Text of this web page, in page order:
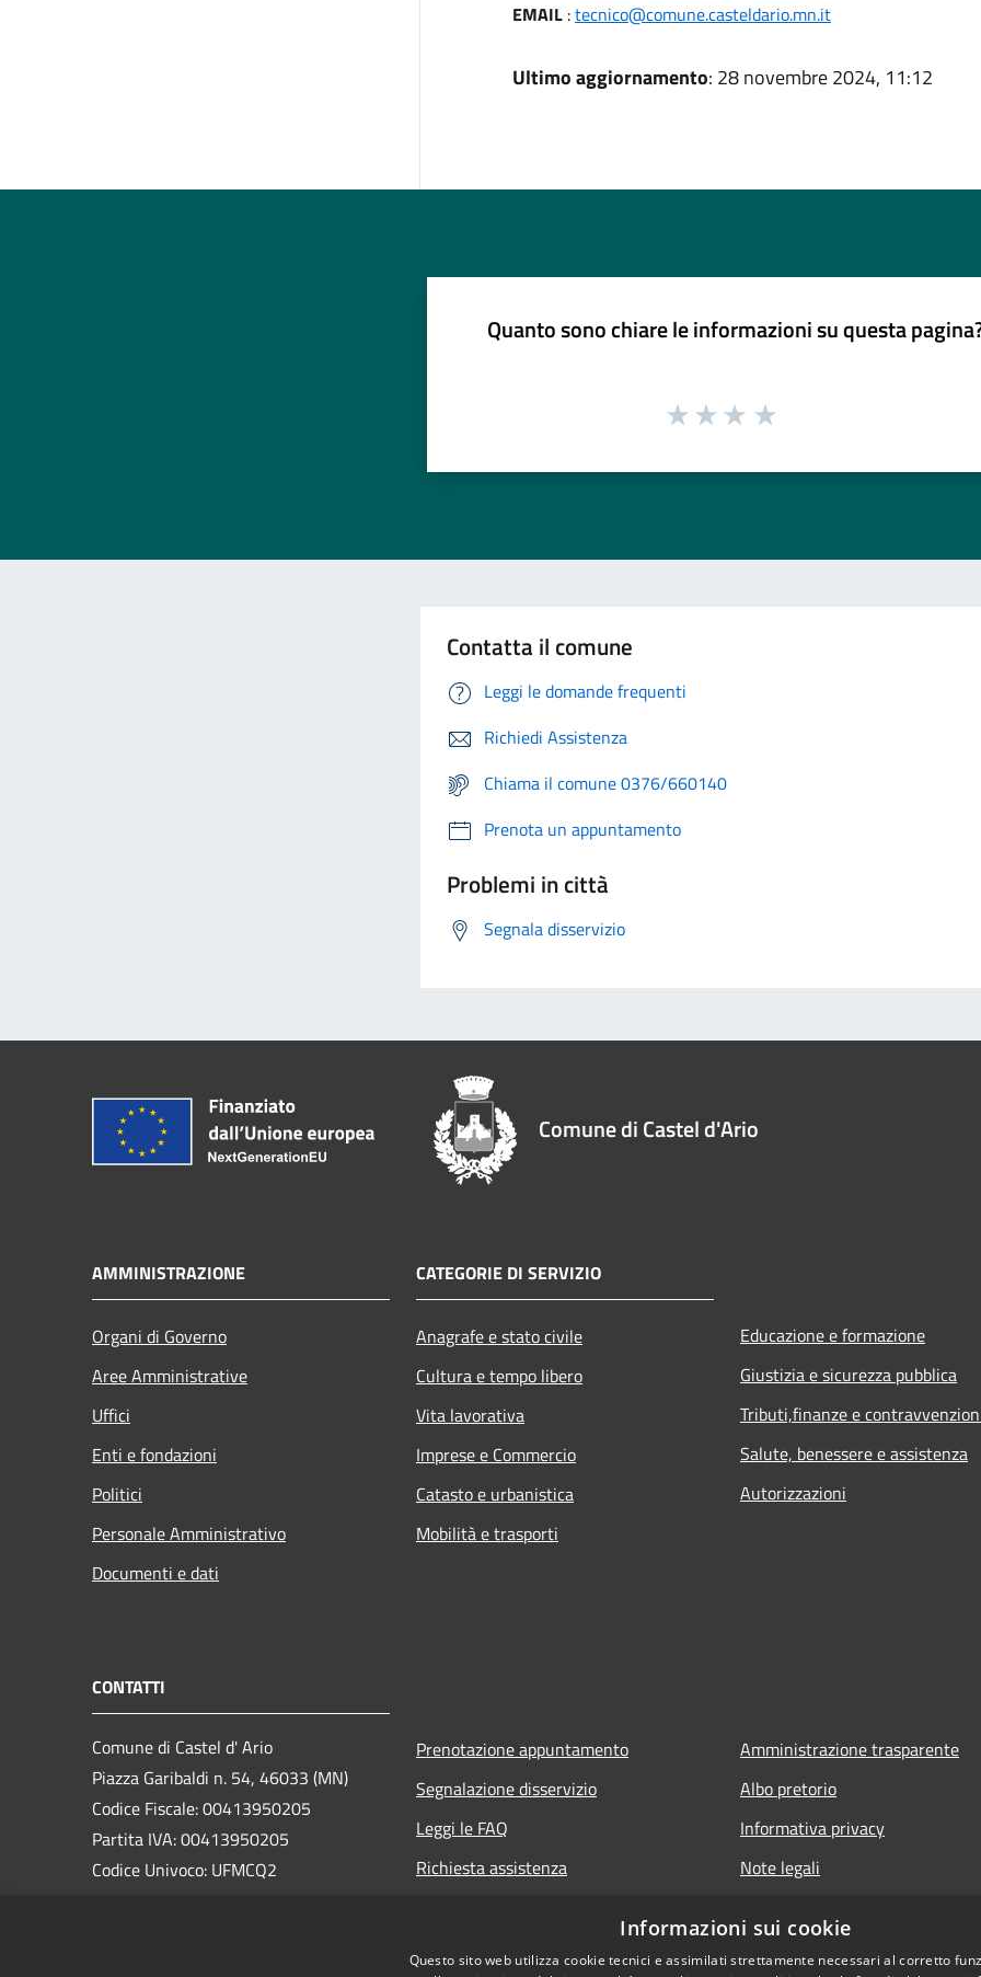
EMAIL:tecnico@comune.casteldario.mn.it
Ultimo aggiornamento: 28 novembre 2024, 11:12
Quanto sono chiare le informazioni su questa
Contatta il comune
Leggi le domande frequenti
Richiedi Assistenza
Chiama il comune 0376/660140
Prenota un appuntamento
Problemi in città
Segnala disservizio
Comune di Castel d'Ario
AMMINISTRAZIONE
Organi di Governo
Aree Amministrative
Uffici
Enti e fondazioni
Politici
Personale Amministrativo
Documenti e dati
CATEGORIE DI SERVIZIO
Anagrafe e stato civile
Cultura e tempo libero
Vita lavorativa
Imprese e Commercio
Catasto e urbanistica
Mobilità e trasporti
Educazione e formazione
Giustizia e sicurezza pubblica
Tributi,finanze e
Salute, benessere e assistenza
Autorizzazioni
CONTATTI
Comune di Castel d' Ario
Piazza Garibaldi n. 54, 46033 (MN)
Codice Fiscale: 00413950205
Partita IVA: 00413950205
Codice Univoco: UFMCQ2
Prenotazione appuntamento
Segnalazione disservizio
Leggi le FAQ
Richiesta assistenza
Amministrazione trasparente
Albo pretorio
Informativa privacy
Note legali
Informazioni sui cookie
Questo sito web utilizza cookie tecnici e assimilati strettamente necessari al corretto